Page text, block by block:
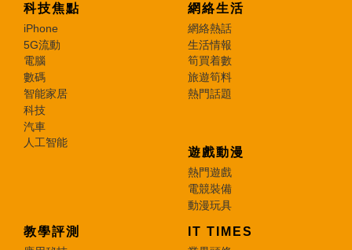
科技焦點
iPhone
5G流動
電腦
數碼
智能家居
科技
汽車
人工智能
網絡生活
網絡熱話
生活情報
筍買着數
旅遊筍料
熱門話題
遊戲動漫
熱門遊戲
電競裝備
動漫玩具
教學評測 IT TIMES